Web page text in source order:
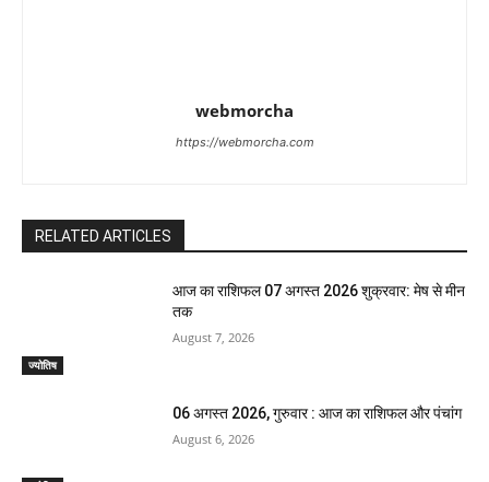
webmorcha
https://webmorcha.com
RELATED ARTICLES
ज्योतिष
आज का राशिफल 07 अगस्त 2026 शुक्रवार: मेष से मीन
तक
August 7, 2026
06 अगस्त 2026, गुरुवार : आज का राशिफल और पंचांग
August 6, 2026